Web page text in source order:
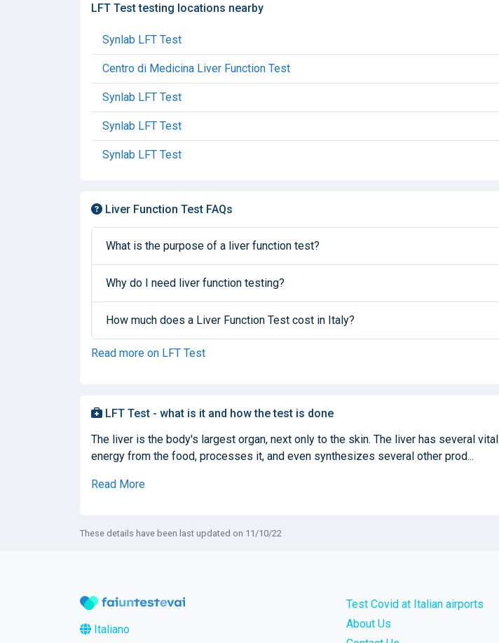
LFT Test testing locations nearby
Synlab LFT Test
Centro di Medicina Liver Function Test
Synlab LFT Test
Synlab LFT Test
Synlab LFT Test
Liver Function Test FAQs
What is the purpose of a liver function test?
Why do I need liver function testing?
How much does a Liver Function Test cost in Italy?
Read more on LFT Test
LFT Test - what is it and how the test is done
The liver is the body's largest organ, next only to the skin. The liver has several
energy from the food, processes it, and even synthesizes several other prod...
Read More
These details have been last updated on 11/10/22
Italiano
Test Covid at Italian airports
About Us